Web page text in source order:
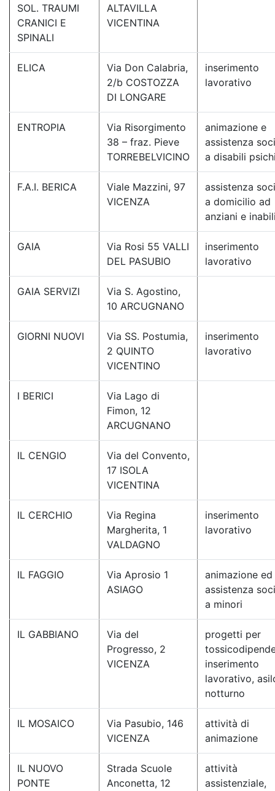
SOL. TRAUMI
CRANICI E
SPINALI
ALTAVILLA
VICENTINA
ELICA
Via Don Calabria,
2/b COSTOZZA
DI LONGARE
inserimento
lavorativo
ENTROPIA
Via Risorgimento
38 – fraz. Pieve
TORREBELVICINO
animazione e
assistenza
a disabili
F.A.I. BERICA
Viale Mazzini, 97
VICENZA
assistenza
a domicilio ad
anziani e
GAIA
Via Rosi 55 VALLI
DEL PASUBIO
inserimento
lavorativo
GAIA SERVIZI
Via S. Agostino,
10 ARCUGNANO
GIORNI NUOVI
Via SS. Postumia,
2 QUINTO
VICENTINO
inserimento
lavorativo
I BERICI
Via Lago di
Fimon, 12
ARCUGNANO
IL CENGIO
Via del Convento,
17 ISOLA
VICENTINA
IL CERCHIO
Via Regina
Margherita, 1
VALDAGNO
inserimento
lavorativo
IL FAGGIO
Via Aprosio 1
ASIAGO
animazione ed
assistenza
a minori
IL GABBIANO
Via del
Progresso, 2
VICENZA
progetti per
inserimento
lavorativo,
notturno
IL MOSAICO
Via Pasubio, 146
VICENZA
attività di
animazione
IL NUOVO
PONTE
Strada Scuole
Anconetta, 12
attività
assistenziale,